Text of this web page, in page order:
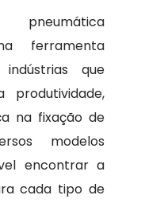
ferramenta
indústrias que
produtividade,
na fixação de
modelos
encontrar a
cada tipo de